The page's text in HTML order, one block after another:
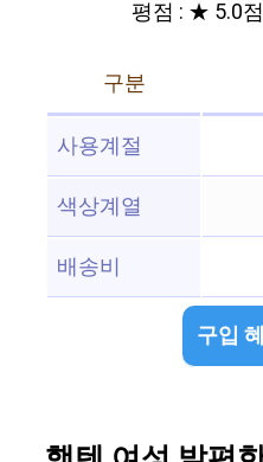
평점 : ★ 5.0
구분
사용계절
색상계열
배송비
구입